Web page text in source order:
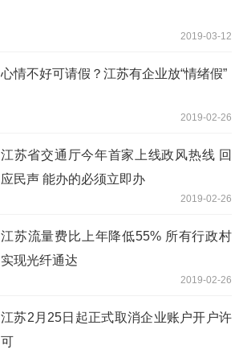
2019-03-12
心情不好可请假？江苏有企业放“情绪假”
2019-02-26
江苏省交通厅今年首家上线政风热线 回
应民声 能办的必须立即办
2019-02-26
江苏流量费比上年降低55% 所有行政村
实现光纤通达
2019-02-26
江苏2月25日起正式取消企业账户开户许
可